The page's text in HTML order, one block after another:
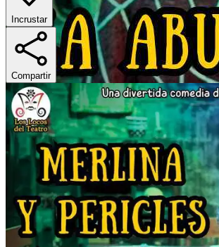
Incrustar
Compartir